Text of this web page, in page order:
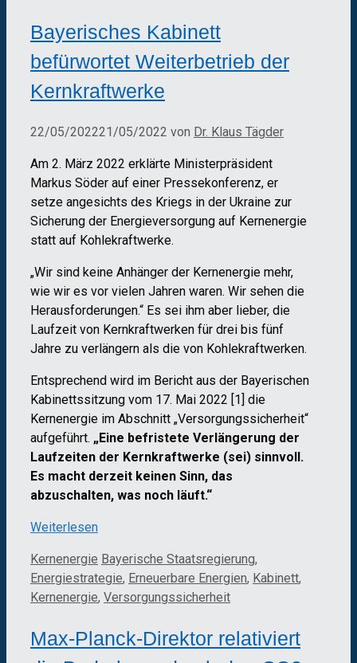
Bayerisches Kabinett
befürwortet Weiterbetrieb der
Kernkraftwerke
22/05/202221/05/2022 von Dr. Klaus Tägder
Am 2. März 2022 erklärte Ministerpräsident
Markus Söder auf einer Pressekonferenz, er
setze angesichts des Kriegs in der Ukraine zur
Sicherung der Energieversorgung auf Kernenergie
statt auf Kohlekraftwerke.
„Wir sind keine Anhänger der Kernenergie mehr,
wie wir es vor vielen Jahren waren. Wir sehen die
Herausforderungen.“ Es sei ihm aber lieber, die
Laufzeit von Kernkraftwerken für drei bis fünf
Jahre zu verlängern als die von Kohlekraftwerken.
Entsprechend wird im Bericht aus der Bayerischen
Kabinettssitzung vom 17. Mai 2022 [1] die
Kernenergie im Abschnitt „Versorgungssicherheit“
aufgeführt. „Eine befristete Verlängerung der
Laufzeiten der Kernkraftwerke (sei) sinnvoll.
Es macht derzeit keinen Sinn, das
abzuschalten, was noch läuft.“
Weiterlesen
Kategorien
Kernenergie Schlagwörter
Bayerische Staatsregierung,
Energiestrategie, Erneuerbare Energien, Kabinett,
Kernenergie, Versorgungssicherheit
Max-Planck-Direktor relativiert